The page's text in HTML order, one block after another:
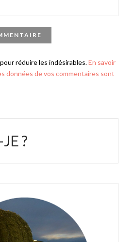
réduire les indésirables.En savoir
données de vos commentaires sont
?